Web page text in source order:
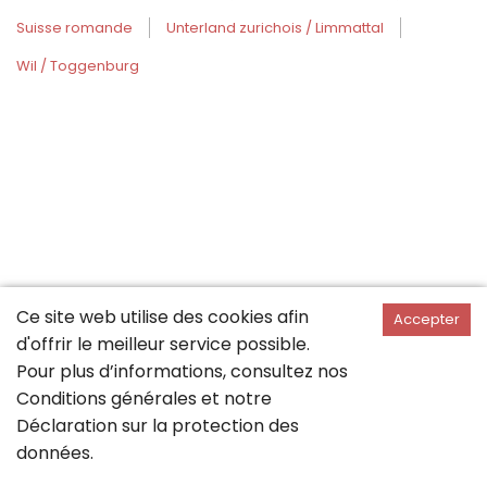
Suisse romande
Unterland zurichois / Limmattal
Wil / Toggenburg
Ce site web utilise des cookies afin
d'offrir le meilleur service possible.
Pour plus d’informations, consultez nos
Conditions générales et notre
Déclaration sur la protection des
données.
Accepter